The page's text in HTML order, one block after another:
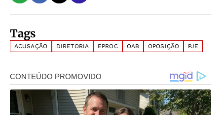
Tags
ACUSAÇÃO DIRETORIA EPROC OAB OPOSIÇÃO PJE